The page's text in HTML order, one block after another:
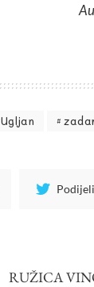
Ugljan
RUŽICA